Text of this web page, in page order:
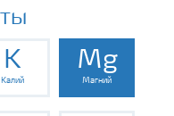
K
Калий
Mg
Магний